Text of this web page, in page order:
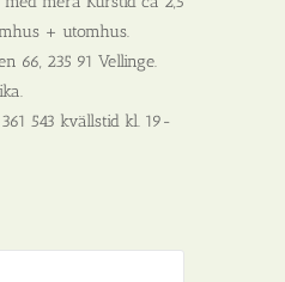
+ utomhus.
66, 235 91 Vellinge.
543 kvällstid kl. 19-